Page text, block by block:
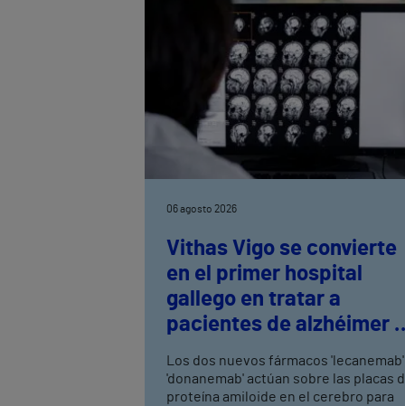
06 agosto 2026
Vithas Vigo se convierte
en el primer hospital
gallego en tratar a
pacientes de alzhéimer
fase leve con terapias
antiamiloide
Los dos nuevos fármacos 'lecanemab'
'donanemab' actúan sobre las placas
proteína amiloide en el cerebro para